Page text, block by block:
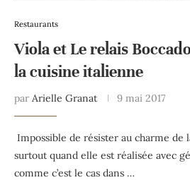
Restaurants
Viola et Le relais
la cuisine italienne
par Arielle Granat 9 mai 2017
Impossible de résister au charme de
surtout quand elle est réalisée avec
comme c’est le cas dans …